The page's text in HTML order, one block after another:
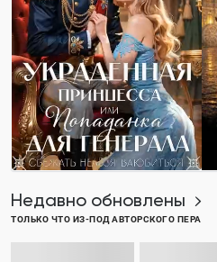
Недавно обновлены
ТОЛЬКО ЧТО ИЗ-ПОД АВТОРСКОГО ПЕРА